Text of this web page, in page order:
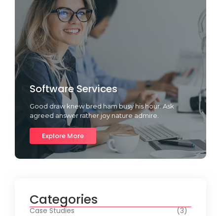
Software Services
Good draw knew bred ham busy his hour. Ask
agreed answer rather joy nature admire.
Explore More
Categories
Case Studies
(3)